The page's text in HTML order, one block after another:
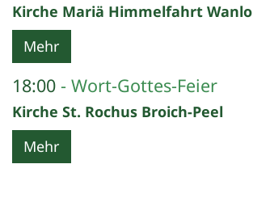
Kirche Mariä Himmelfahrt Wanlo
Mehr
18:00 Wort-Gottes-Feier
Kirche St. Rochus Broich-Peel
Mehr